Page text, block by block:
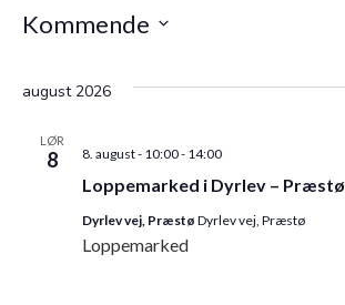
Kommende
dato.
august 2026
LØR
8
Loppemarked i Dyrlev – Præstø
8. august - 10:00- 14:00
Dyrlev vej, Præstø Dyrlev vej, Præstø
Loppemarked